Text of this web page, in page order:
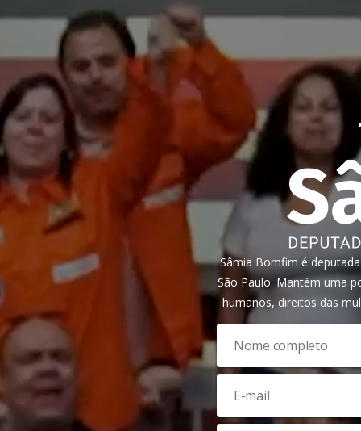
Sâmia Bomfim é
São Paulo. Mantém uma
humanos, direitos das